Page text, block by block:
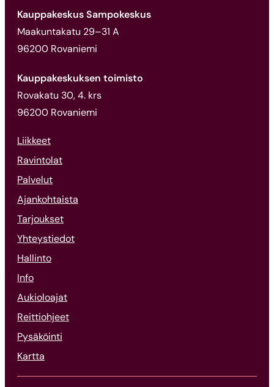
Kauppakeskus Sampokeskus
Maakuntakatu 29–31 A
96200 Rovaniemi
Kauppakeskuksen toimisto
Rovakatu 30, 4. krs
96200 Rovaniemi
Liikkeet
Ravintolat
Palvelut
Ajankohtaista
Tarjoukset
Yhteystiedot
Hallinto
Info
Aukioloajat
Reittiohjeet
Pysäköinti
Kartta